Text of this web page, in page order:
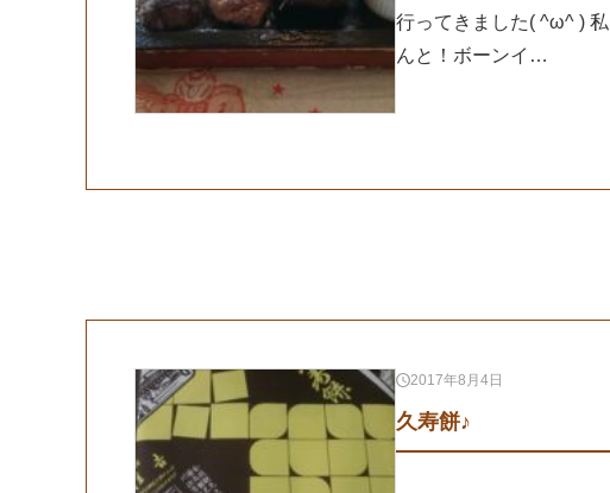
行ってきました( ^ω^ )
んと！ボーンイ…
2017年8月4日
久寿餅♪